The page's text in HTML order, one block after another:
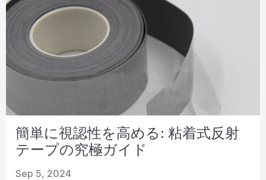
反射材・テープ
ファッション反射生地
安全服
工業用ウォッシュトリム
CHINASTARS について
新製品
簡単に視認性を高める: 粘着式反射
テープの究極ガイド
Sep 5, 2024